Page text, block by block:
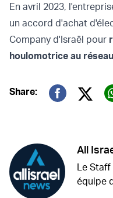
En avril 2023,
un accord d'achat
Company d'Israël pour
houlomotrice au
Share:
All
Le Staff
équipe